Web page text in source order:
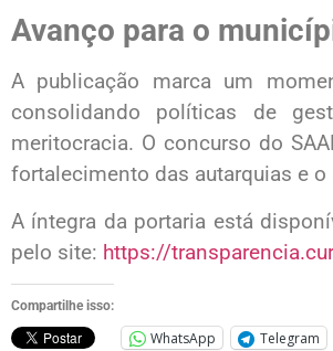
Avanço para o
A publicação marca um
consolidando políticas de
meritocracia. O concurso do
fortalecimento das autarquias e
A íntegra da portaria está
pelo site: https://
Compartilhe isso:
WhatsApp Telegram